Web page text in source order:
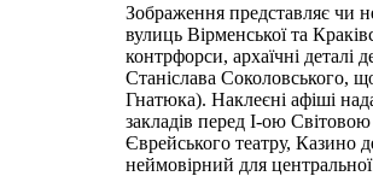
Зображення представляє чи
вулиць Вірменської та
контрфорси, архаїчні деталі
Станіслава Соколовського,
Гнатюка). Наклеєні афіші
закладів перед І-ою
Єврейського театру, Казино
неймовірний для